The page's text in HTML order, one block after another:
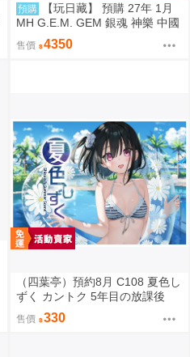
預購
【玩日藏】 預購 27年 1月
MH G.E.M. GEM 銀魂 神樂 中國
風 旗袍 限定復刻版 代理版
售價 4350
（四葉亭）預約8月 C108 夏色し
ずく カントク 5年目の放課後
售價 330